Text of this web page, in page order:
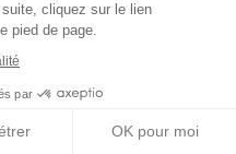
cliquez sur le lien
pied de page.
par
OK pour moi